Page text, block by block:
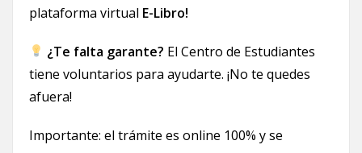
plataforma virtual E-Libro!
¿Te falta garante? El Centro de Estudiantes
tiene voluntarios para ayudarte. ¡No te quedes
afuera!
Importante: el trámite es online 100% y se